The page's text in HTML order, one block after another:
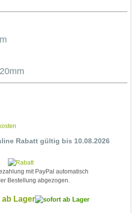
Rabatt gültig bis 10.08.2026
mit PayPal automatisch
Bestellung abgezogen.
Lager